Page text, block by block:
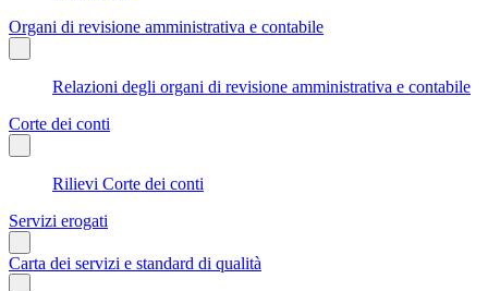
Organi di revisione amministrativa e contabile
Relazioni degli organi di revisione amministrativa e contabile
Corte dei conti
Rilievi Corte dei conti
Servizi erogati
Carta dei servizi e standard di qualità